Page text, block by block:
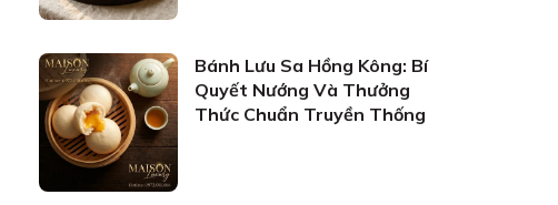
Bánh Lưu Sa Hồng Kông: Bí
Quyết Nướng Và Thưởng
Thức Chuẩn Truyền Thống